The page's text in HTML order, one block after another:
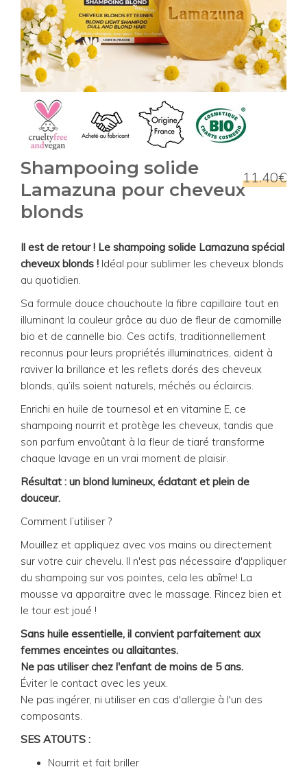
11.40€
Shampooing solide
Lamazuna pour cheveux
blonds
Il est de retour ! Le shampoing solide Lamazuna spécial
cheveux blonds ! Idéal pour sublimer les cheveux blonds
au quotidien.
Sa formule douce chouchoute la fibre capillaire tout en
illuminant la couleur grâce au duo de fleur de camomille
bio et de cannelle bio. Ces actifs, traditionnellement
reconnus pour leurs propriétés illuminatrices, aident à
raviver la brillance et les reflets dorés des cheveux
blonds, qu’ils soient naturels, méchés ou éclaircis.
Enrichi en huile de tournesol et en vitamine E, ce
shampoing nourrit et protège les cheveux, tandis que
son parfum envoûtant à la fleur de tiaré transforme
chaque lavage en un vrai moment de plaisir.
Résultat : un blond lumineux, éclatant et plein de
douceur.
Comment l’utiliser ?
Mouillez et appliquez avec vos mains ou directement
sur votre cuir chevelu. Il n'est pas nécessaire d'appliquer
du shampoing sur vos pointes, cela les abîme! La
mousse va apparaitre avec le massage. Rincez bien et
le tour est joué !
Sans huile essentielle, il convient parfaitement aux
femmes enceintes ou allaitantes.
Ne pas utiliser chez l'enfant de moins de 5 ans.
Éviter le contact avec les yeux.
Ne pas ingérer, ni utiliser en cas d'allergie à l'un des
composants.
SES ATOUTS :
Nourrit et fait briller